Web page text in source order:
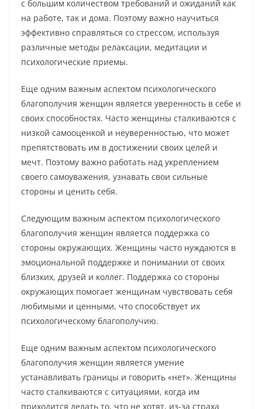
с большим количеством требований и ожиданий как
на работе, так и дома. Поэтому важно научиться
эффективно справляться со стрессом, используя
различные методы релаксации, медитации и
психологические приемы.
Еще одним важным аспектом психологического
благополучия женщин является уверенность в себе и
своих способностях. Часто женщины сталкиваются с
низкой самооценкой и неуверенностью, что может
препятствовать им в достижении своих целей и
мечт. Поэтому важно работать над укреплением
своего самоуважения, узнавать свои сильные
стороны и ценить себя.
Следующим важным аспектом психологического
благополучия женщин является поддержка со
стороны окружающих. Женщины часто нуждаются в
эмоциональной поддержке и понимании от своих
близких, друзей и коллег. Поддержка со стороны
окружающих помогает женщинам чувствовать себя
любимыми и ценными, что способствует их
психологическому благополучию.
Еще одним важным аспектом психологического
благополучия женщин является умение
устанавливать границы и говорить «нет». Женщины
часто сталкиваются с ситуациями, когда им
приходится делать то, что не хотят, из-за страха